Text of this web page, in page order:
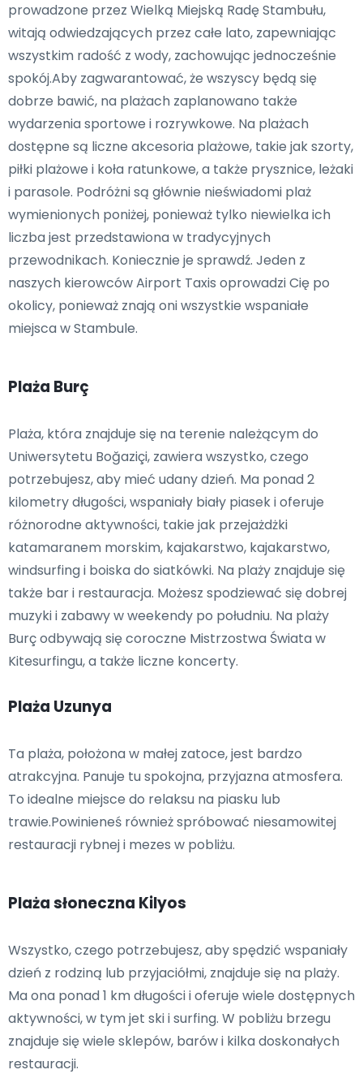
prowadzone przez Wielką Miejską Radę Stambułu,
witają odwiedzających przez całe lato, zapewniając
wszystkim radość z wody, zachowując jednocześnie
spokój.Aby zagwarantować, że wszyscy będą się
dobrze bawić, na plażach zaplanowano także
wydarzenia sportowe i rozrywkowe. Na plażach
dostępne są liczne akcesoria plażowe, takie jak szorty,
piłki plażowe i koła ratunkowe, a także prysznice, leżaki
i parasole. Podróżni są głównie nieświadomi plaż
wymienionych poniżej, ponieważ tylko niewielka ich
liczba jest przedstawiona w tradycyjnych
przewodnikach. Koniecznie je sprawdź. Jeden z
naszych kierowców Airport Taxis oprowadzi Cię po
okolicy, ponieważ znają oni wszystkie wspaniałe
miejsca w Stambule.
Plaża Burç
Plaża, która znajduje się na terenie należącym do
Uniwersytetu Boğaziçi, zawiera wszystko, czego
potrzebujesz, aby mieć udany dzień. Ma ponad 2
kilometry długości, wspaniały biały piasek i oferuje
różnorodne aktywności, takie jak przejażdżki
katamaranem morskim, kajakarstwo, kajakarstwo,
windsurfing i boiska do siatkówki. Na plaży znajduje się
także bar i restauracja. Możesz spodziewać się dobrej
muzyki i zabawy w weekendy po południu. Na plaży
Burç odbywają się coroczne Mistrzostwa Świata w
Kitesurfingu, a także liczne koncerty.
Plaża Uzunya
Ta plaża, położona w małej zatoce, jest bardzo
atrakcyjna. Panuje tu spokojna, przyjazna atmosfera.
To idealne miejsce do relaksu na piasku lub
trawie.Powinieneś również spróbować niesamowitej
restauracji rybnej i mezes w pobliżu.
Plaża słoneczna Kilyos
Wszystko, czego potrzebujesz, aby spędzić wspaniały
dzień z rodziną lub przyjaciółmi, znajduje się na plaży.
Ma ona ponad 1 km długości i oferuje wiele dostępnych
aktywności, w tym jet ski i surfing. W pobliżu brzegu
znajduje się wiele sklepów, barów i kilka doskonałych
restauracji.